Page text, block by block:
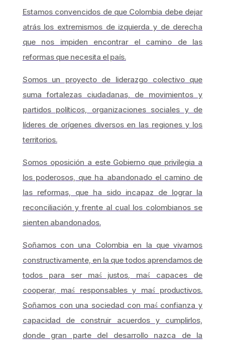
Estamos convencidos de que Colombia debe dejar
atrás los extremismos de izquierda y de derecha
que nos impiden encontrar el camino de las
reformas que necesita el país.
Somos un proyecto de liderazgo colectivo que
suma fortalezas ciudadanas, de movimientos y
partidos políticos, organizaciones sociales y de
líderes de orígenes diversos en las regiones y los
territorios.
Somos oposición a este Gobierno que privilegia a
los poderosos, que ha abandonado el camino de
las reformas, que ha sido incapaz de lograr la
reconciliación y frente al cual los colombianos se
sienten abandonados.
Soñamos con una Colombia en la que vivamos
constructivamente, en la que todos aprendamos de
todos para ser maś justos, maś capaces de
cooperar, maś responsables y maś productivos.
Soñamos con una sociedad con maś confianza y
capacidad de construir acuerdos y cumplirlos,
donde gran parte del desarrollo nazca de la